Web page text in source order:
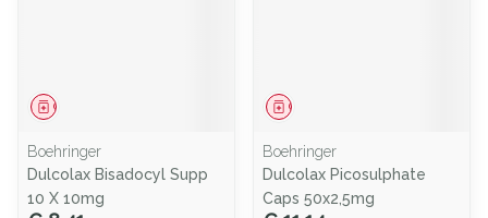
Geneesmiddel
Boehringer
Dulcolax Bisadocyl Supp
10 X 10mg
Geneesmiddel
Boehringer
Dulcolax Picosulphate
Caps 50x2,5mg